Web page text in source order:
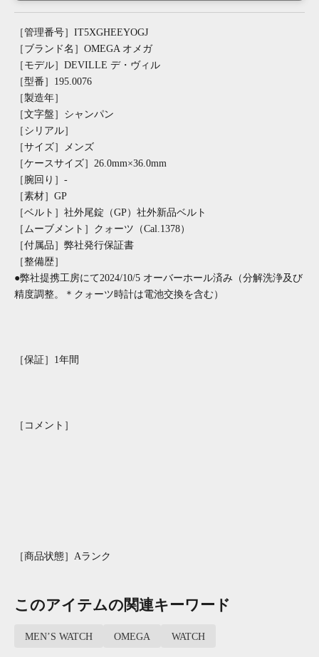
［管理番号］IT5XGHEEYOGJ
［ブランド名］OMEGA オメガ
［モデル］DEVILLE デ・ヴィル
［型番］195.0076
［製造年］
［文字盤］シャンパン
［シリアル］
［サイズ］メンズ
［ケースサイズ］26.0mm×36.0mm
［腕回り］-
［素材］GP
［ベルト］社外尾錠（GP）社外新品ベルト
［ムーブメント］クォーツ（Cal.1378）
［付属品］弊社発行保証書
［整備歴］
●弊社提携工房にて2024/10/5 オーバーホール済み（分解洗浄及び
精度調整。＊クォーツ時計は電池交換を含む）
［保証］1年間
［コメント］
［商品状態］Aランク
このアイテムの関連キーワード
MEN’S WATCH OMEGA WATCH